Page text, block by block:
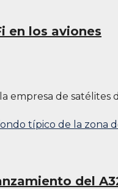
en los aviones
empresa de
del